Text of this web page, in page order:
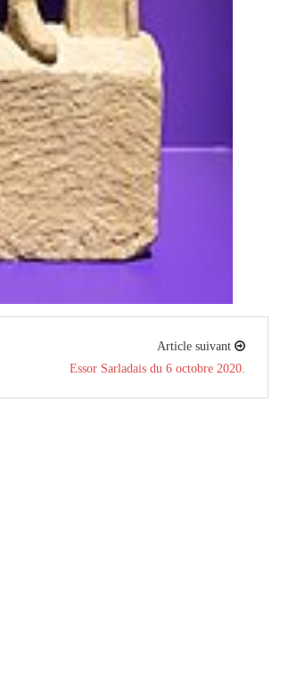
Article suivant
Essor Sarladais du 6 octobre 2020.